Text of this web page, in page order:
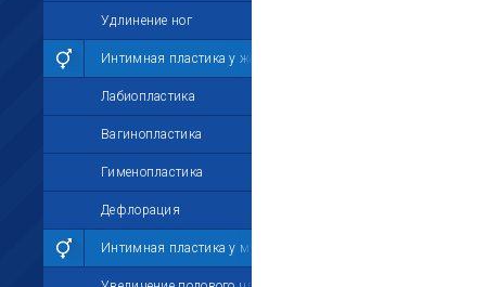
Удлинение ног
Интимная пластика у женщин
Лабиопластика
Вагинопластика
Гименопластика
Дефлорация
Интимная пластика у мужчин